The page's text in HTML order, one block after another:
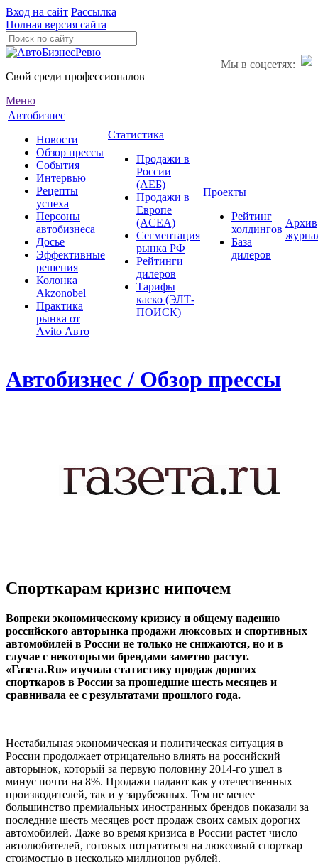
Вход на сайт Рассылка
Полная версия сайта
Мы в соцсетях:
Свой среди профессионалов
Меню
Автобизнес
Новости
Обзор прессы
События
Интервью
Рецепты
успеха
Персоны
автобизнеса
Досье
Эффективные
решения
Колонка
Akzonobel
Практика
рынка от
Аvito Авто
Статистика
Продажи в
России
(АЕБ)
Продажи в
Европе
(ACEA)
Сегментация
рынка РФ
Рейтинги
дилеров
Тарифы
каско (ЭЛТ-
ПОИСК)
Проекты
Рейтинг
холдингов
База
дилеров
Архив
Автобизнес / Обзор прессы
Спорткарам кризис нипочем
Вопреки экономическому кризису и общему падению
российского авторынка продажи люксовых и спортивных
автомобилей в России не только не снижаются, но и в
случае с некоторыми брендами заметно растут.
«Газета.Ru» изучила статистику продаж дорогих
спорткаров в России за прошедшие шесть месяцев и
сравнивала ее с результатами прошлого года.
Нестабильная экономическая и политическая ситуация в
России продолжает отрицательно влиять на российский
авторынок, который за первую половину 2014-го ушел в
минус почти на 8%. Продажи падают как у отечественных
производителей, так и у зарубежных. Тем не менее
большинство премиальных иностранных брендов показали за
последние шесть месяцев рост продаж своих самых дорогих
автомобилей. Даже во время кризиса в России растет число
автолюбителей, готовых потратиться на люксовый спорткар
стоимостью в несколько миллионов рублей.